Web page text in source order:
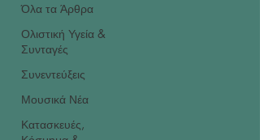
Όλα τα Άρθρα
Ολιστική Υγεία &
Συνταγές
Συνεντεύξεις
Μουσικά Νέα
Κατασκευές,